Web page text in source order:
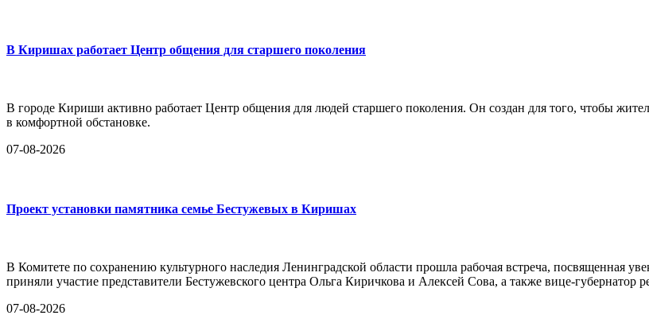
В Киришах работает Центр общения для старшего поколения
В городе Кириши активно работает Центр общения для людей старшего поколения. Он создан для того, чтобы
в комфортной обстановке.
07-08-2026
Проект установки памятника семье Бестужевых в Киришах
В Комитете по сохранению культурного наследия Ленинградской области прошла рабочая встреча, посвященная
приняли участие представители Бестужевского центра Ольга Киричкова и Алексей Сова, а также вице-губернатор
07-08-2026